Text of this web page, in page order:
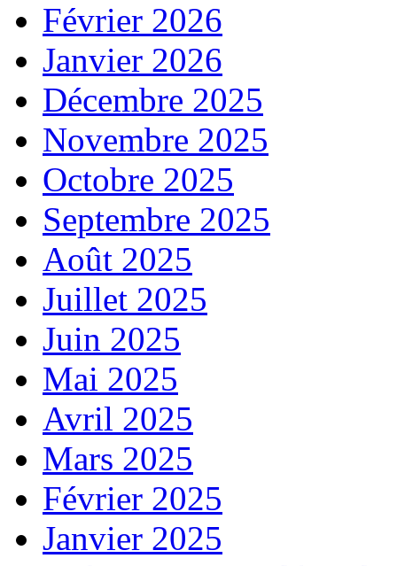
Février 2026
Janvier 2026
Décembre 2025
Novembre 2025
Octobre 2025
Septembre 2025
Août 2025
Juillet 2025
Juin 2025
Mai 2025
Avril 2025
Mars 2025
Février 2025
Janvier 2025